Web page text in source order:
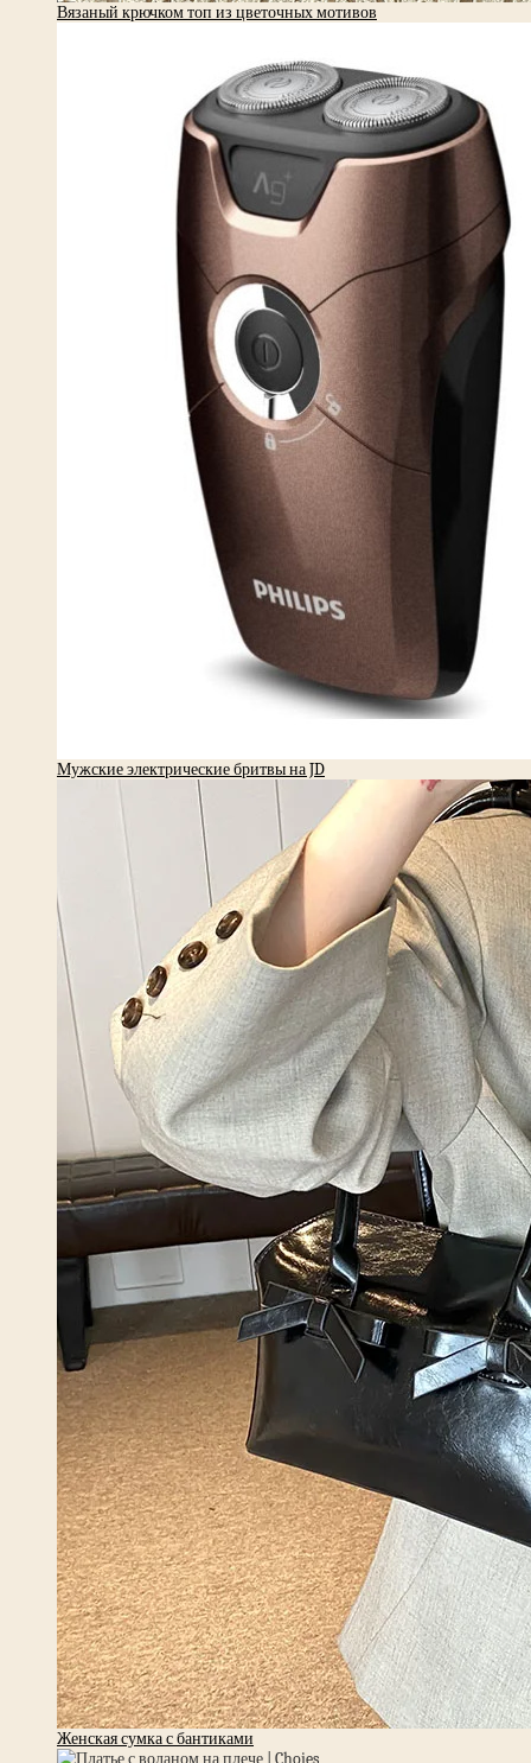
Вязаный крючком топ из цветочных мотивов
Мужские электрические бритвы на JD
Женская сумка с бантиками